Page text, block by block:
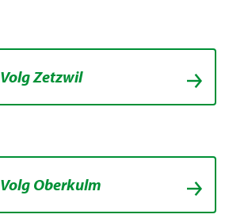
Volg Zetzwil
Volg Oberkulm